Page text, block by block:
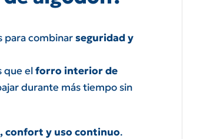
para combinarseguridad y
que elforro interior de
durante más tiempo sin
confort y uso continuo.